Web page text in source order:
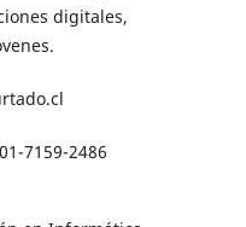
digitales,
7159-2486